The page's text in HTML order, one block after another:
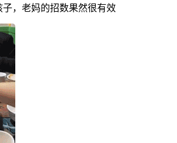
，老妈的招数果然很有效